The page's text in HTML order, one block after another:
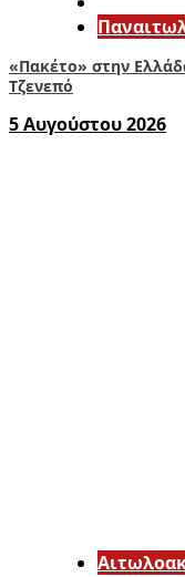
«Πακέτο» στην
Τζενεπό
5 Αυγούστου 2026